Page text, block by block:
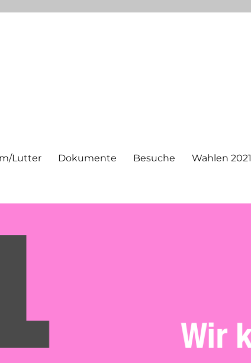
Lutter Dokumente Besuche Wahlen 2021